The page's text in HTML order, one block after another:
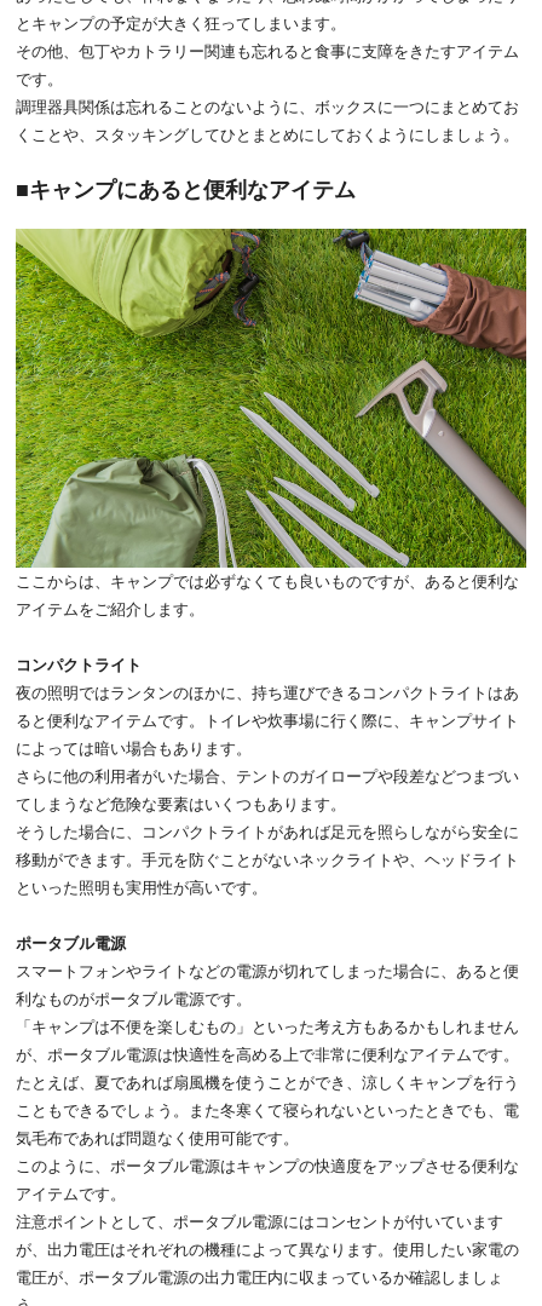
とキャンプの予定が大きく狂ってしまいます。
その他、包丁やカトラリー関連も忘れると食事に支障をきたすアイテム
です。
調理器具関係は忘れることのないように、ボックスに一つにまとめてお
くことや、スタッキングしてひとまとめにしておくようにしましょう。
キャンプにあると便利なアイテム
ここからは、キャンプでは必ずなくても良いものですが、あると便利な
アイテムをご紹介します。
コンパクトライト
夜の照明ではランタンのほかに、持ち運びできるコンパクトライトはあ
ると便利なアイテムです。トイレや炊事場に行く際に、キャンプサイト
によっては暗い場合もあります。
さらに他の利用者がいた場合、テントのガイロープや段差などつまづい
てしまうなど危険な要素はいくつもあります。
そうした場合に、コンパクトライトがあれば足元を照らしながら安全に
移動ができます。手元を防ぐことがないネックライトや、ヘッドライト
といった照明も実用性が高いです。
ポータブル電源
スマートフォンやライトなどの電源が切れてしまった場合に、あると便
利なものがポータブル電源です。
「キャンプは不便を楽しむもの」といった考え方もあるかもしれません
が、ポータブル電源は快適性を高める上で非常に便利なアイテムです。
たとえば、夏であれば扇風機を使うことができ、涼しくキャンプを行う
こともできるでしょう。また冬寒くて寝られないといったときでも、電
気毛布であれば問題なく使用可能です。
このように、ポータブル電源はキャンプの快適度をアップさせる便利な
アイテムです。
注意ポイントとして、ポータブル電源にはコンセントが付いています
が、出力電圧はそれぞれの機種によって異なります。使用したい家電の
電圧が、ポータブル電源の出力電圧内に収まっているか確認しましょ